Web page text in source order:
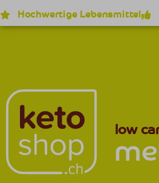
Hochwertige Lebensmittel
low